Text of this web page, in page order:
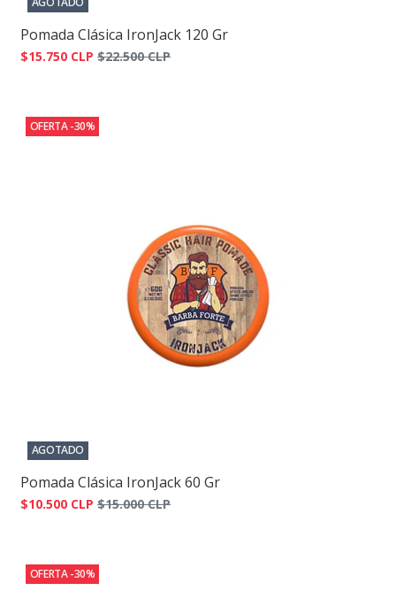
Pomada Clásica IronJack 120 Gr
$15.750 CLP $22.500 CLP
OFERTA -30%
AGOTADO
Pomada Clásica IronJack 60 Gr
$10.500 CLP $15.000 CLP
OFERTA -30%